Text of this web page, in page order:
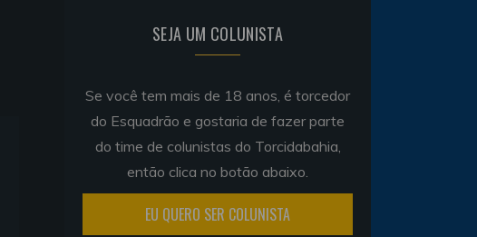
SEJA UM COLUNISTA
Se você tem mais de 18 anos, é torcedor
do Esquadrão e gostaria de fazer parte
do time de colunistas do Torcidabahia,
então clica no botão abaixo.
EU QUERO SER COLUNISTA